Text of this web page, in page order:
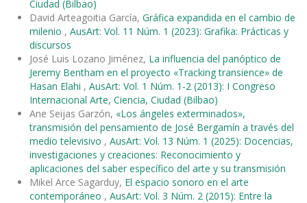
Ciudad (Bilbao)
David Arteagoitia García, Gráfica expandida en el cambio de
milenio , AusArt: Vol. 11 Núm. 1 (2023): Grafika: Prácticas y
discursos
José Luis Lozano Jiménez, La influencia del panóptico de
Jeremy Bentham en el proyecto «Tracking transience» de
Hasan Elahi , AusArt: Vol. 1 Núm. 1-2 (2013): I Congreso
Internacional Arte, Ciencia, Ciudad (Bilbao)
Ane Seijas Garzón, «Los ángeles exterminados»,
transmisión del pensamiento de José Bergamín a través del
medio televisivo , AusArt: Vol. 13 Núm. 1 (2025): Docencias,
investigaciones y creaciones: Reconocimiento y
aplicaciones del saber específico del arte y su transmisión
Mikel Arce Sagarduy, El espacio sonoro en el arte
contemporáneo , AusArt: Vol. 3 Núm. 2 (2015): Entre la